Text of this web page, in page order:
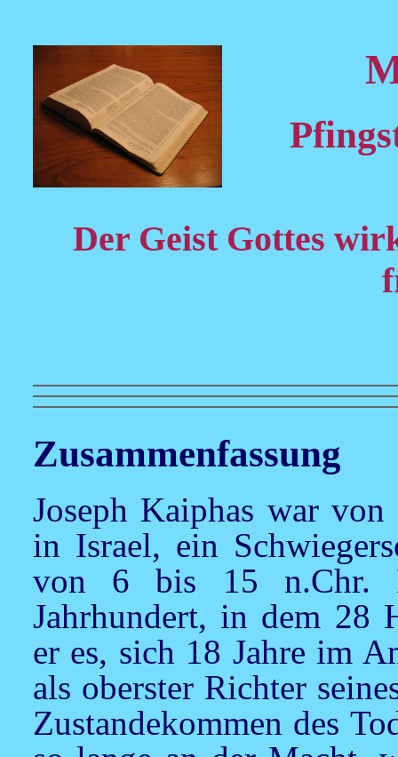
Der Geist Gottes
Zusammenfassung
Joseph Kaiphas war
in Israel, ein
von 6 bis 15 n.Chr.
Jahrhundert, in dem 28
er es, sich 18 Jahre im
als oberster Richter
Zustandekommen des